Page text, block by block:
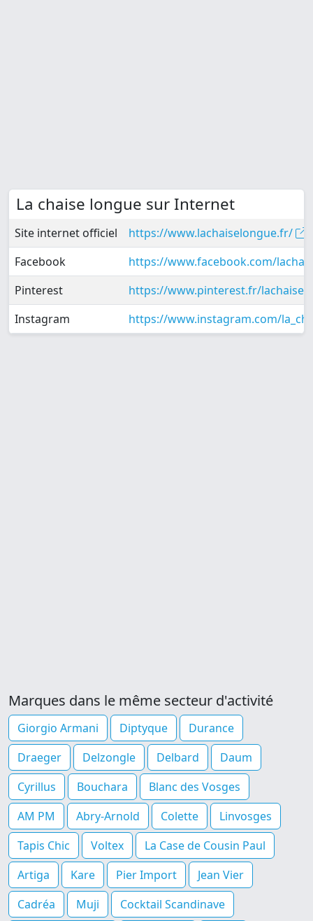
La chaise longue sur Internet
Site internet officiel
https://www.lachaiselongue.fr/
Facebook
https://www.facebook.com/
Pinterest
https://www.pinterest.fr/
Instagram
https://www.instagram.com/
Marques dans le même secteur d'activité
Giorgio Armani Diptyque
Durance
Draeger
Delzongle Delbard
Daum
Cyrillus
Bouchara
Blanc des Vosges
AM PM
Abry-Arnold Colette
Linvosges
Tapis Chic
Voltex
La Case de Cousin Paul
Artiga
Kare Pier Import
Jean Vier
Cadréa
Muji Cocktail Scandinave